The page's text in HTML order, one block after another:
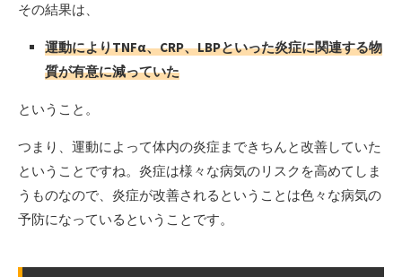
その結果は、
運動によりTNFα、CRP、LBPといった炎症に関連する物
質が有意に減っていた
ということ。
つまり、運動によって体内の炎症まできちんと改善していた
ということですね。炎症は様々な病気のリスクを高めてしま
うものなので、炎症が改善されるということは色々な病気の
予防になっているということです。